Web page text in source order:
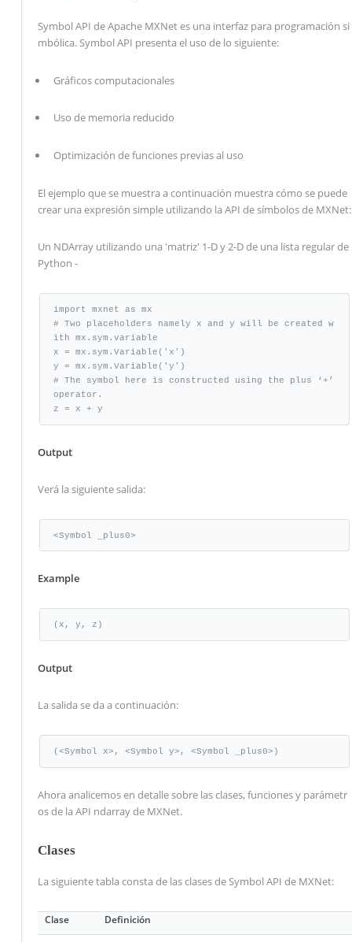
Symbol API de Apache MXNet es una interfaz para programación si
mbólica. Symbol API presenta el uso de lo siguiente:
Gráficos computacionales
Uso de memoria reducido
Optimización de funciones previas al uso
El ejemplo que se muestra a continuación muestra cómo se puede
crear una expresión simple utilizando la API de símbolos de MXNet:
Un NDArray utilizando una 'matriz' 1-D y 2-D de una lista regular de
Python -
import mxnet as mx
# Two placeholders namely x and y will be created w
ith mx.sym.variable
x = mx.sym.Variable('x')
y = mx.sym.Variable('y')
# The symbol here is constructed using the plus ‘+’
operator.
z = x + y
Output
Verá la siguiente salida:
<Symbol _plus0>
Example
(x, y, z)
Output
La salida se da a continuación:
(<Symbol x>, <Symbol y>, <Symbol _plus0>)
Ahora analicemos en detalle sobre las clases, funciones y parámetr
os de la API ndarray de MXNet.
Clases
La siguiente tabla consta de las clases de Symbol API de MXNet:
Clase Definición